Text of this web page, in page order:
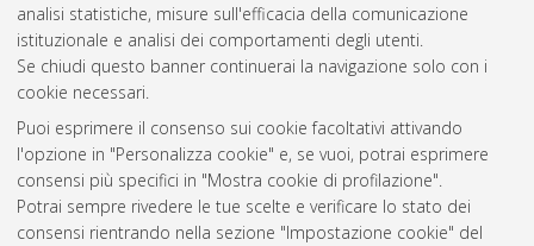
analisi statistiche, misure sull'efficacia della comunicazione
istituzionale e analisi dei comportamenti degli utenti.
Se chiudi questo banner continuerai la navigazione solo con i
cookie necessari.
Puoi esprimere il consenso sui cookie facoltativi attivando
l'opzione in "Personalizza cookie" e, se vuoi, potrai esprimere
consensi più specifici in "Mostra cookie di profilazione".
Potrai sempre rivedere le tue scelte e verificare lo stato dei
consensi rientrando nella sezione "Impostazione cookie" del
Questa lista e' stata generata ilThu Aug 6 20:37:58 2026
CEST
Atom
Rss 1.0
Rss 2.0